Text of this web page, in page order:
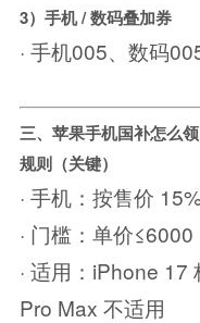
3）手机 / 数码叠加券
· 手机005、数码
三、苹果手机国补怎么
规则（关键）
· 手机：按售价
· 门槛：单价
· 适用：iPhone
Pro Max 不适用